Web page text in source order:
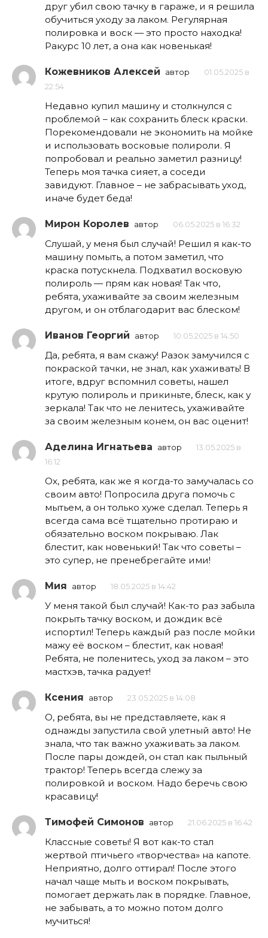
друг убил свою тачку в гараже, и я решила
обучиться уходу за лаком. Регулярная
полировка и воск — это просто находка!
Ракурс 10 лет, а она как новенькая!
Кожевников Алексей автор
01.05.2025 в
22:54
Недавно купил машину и столкнулся с
проблемой – как сохранить блеск краски.
Порекомендовали не экономить на мойке
и использовать восковые полироли. Я
попробовал и реально заметил разницу!
Теперь моя тачка сияет, а соседи
завидуют. Главное – не забрасывать уход,
иначе будет беда!
Мирон Королев автор 06.05.2025 в 16:32
Слушай, у меня был случай! Решил я как-то
машину помыть, а потом заметил, что
краска потускнела. Подхватил восковую
полироль — прям как новая! Так что,
ребята, ухаживайте за своим железным
другом, и он отблагодарит вас блеском!
Иванов Георгий автор 10.05.2025 в 14:50
Да, ребята, я вам скажу! Разок замучился с
покраской тачки, не знал, как ухаживать! В
итоге, вдруг вспомнил советы, нашел
крутую полироль и прикиньте, блеск, как у
зеркала! Так что не ленитесь, ухаживайте
за своим железным конем, он вас оценит!
Аделина Игнатьева автор
13.05.2025 в
16:12
Ох, ребята, как же я когда-то замучалась со
своим авто! Попросила друга помочь с
мытьем, а он только хуже сделал. Теперь я
всегда сама всё тщательно протираю и
обязательно воском покрываю. Лак
блестит, как новенький! Так что советы –
это супер, не пренебрегайте ими!
Мия автор 18.05.2025 в 14:42
У меня такой был случай! Как-то раз забыла
покрыть тачку воском, и дождик всё
испортил! Теперь каждый раз после мойки
мажу её воском – блестит, как новая!
Ребята, не поленитесь, уход за лаком – это
мастхэв, тачка радует!
Ксения автор 23.05.2025 в 14:08
О, ребята, вы не представляете, как я
однажды запустила свой улетный авто! Не
знала, что так важно ухаживать за лаком.
После пары дождей, он стал как пыльный
трактор! Теперь всегда слежу за
полировкой и воском. Надо беречь свою
красавицу!
Тимофей Симонов автор 21.06.2025 в 16:42
Классные советы! Я вот как-то стал
жертвой птичьего «творчества» на капоте.
Неприятно, долго оттирал! После этого
начал чаще мыть и воском покрывать,
помогает держать лак в порядке. Главное,
не забывать, а то можно потом долго
мучиться!